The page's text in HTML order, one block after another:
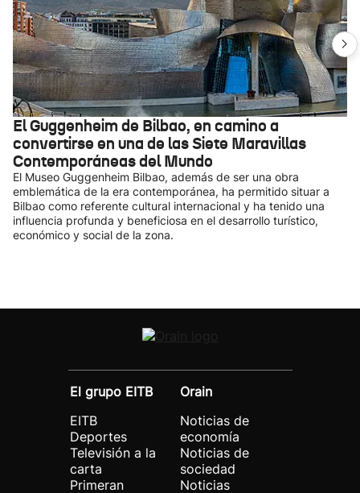
El Guggenheim de Bilbao, en camino a
convertirse en una de las Siete Maravillas
Contemporáneas del Mundo
El Museo Guggenheim Bilbao, además de ser una obra
emblemática de la era contemporánea, ha permitido situar a
Bilbao como referente cultural internacional y ha tenido una
influencia profunda y beneficiosa en el desarrollo turístico,
económico y social de la zona.
El grupo EITB
EITB
Deportes
Televisión a la
carta
Primeran
Orain
Noticias de
economía
Noticias de
sociedad
Noticias